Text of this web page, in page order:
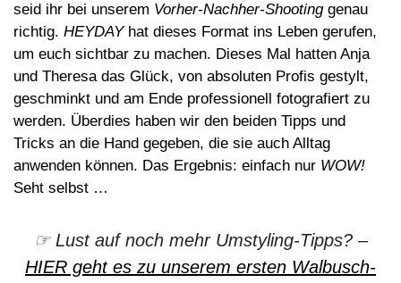
seid ihr bei unserem Vorher-Nachher-Shootinggenau
richtig. HEYDAYhat dieses Format ins Leben gerufen,
um euch sichtbar zu machen. Dieses Mal hatten Anja
und Theresa das Glück, von absoluten Profis gestylt,
geschminkt und am Ende professionell fotografiert zu
werden. Überdies haben wir den beiden Tipps und
Tricks an die Hand gegeben, die sie auch Alltag
anwenden können. Das Ergebnis: einfach nur WOW!
Seht selbst …
☞ Lust auf noch mehr Umstyling-Tipps? –
HIER geht es zu unserem ersten Walbusch-